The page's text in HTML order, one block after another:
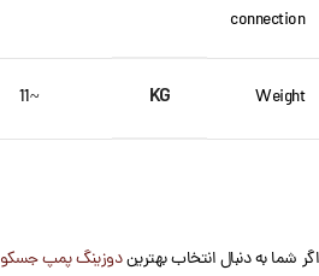
connection
Weight
KG
~11
اگر شما به دنبال انتخاب بهتریندوزینگ پمپ جسکو